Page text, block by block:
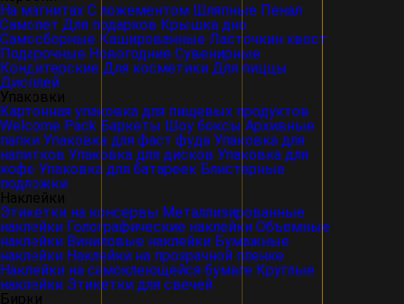
На магнитах С ложементом Шляпные Пенал
Самолет Для подарков Крышка дно
Самосборные Кашированные Ласточкин хвост
Подарочные Новогодние Сувенирные
Кондитерские Для косметики Для пиццы
Дисплей
Картонная упаковка для пищевых продуктов
Welcome Pack Баркеты Шоу боксы Архивные
папки Упаковка для фаст фуда Упаковка для
напитков Упаковка для дисков Упаковка для
кофе Упаковка для батареек Блистерные
подложки
Этикетки на консервы Металлизированные
наклейки Голографические наклейки Объемные
наклейки Виниловые наклейки Бумажные
наклейки Наклейки на прозрачной пленке
Наклейки на самоклеющейся бумаге Круглые
наклейки Этикетки для свечей